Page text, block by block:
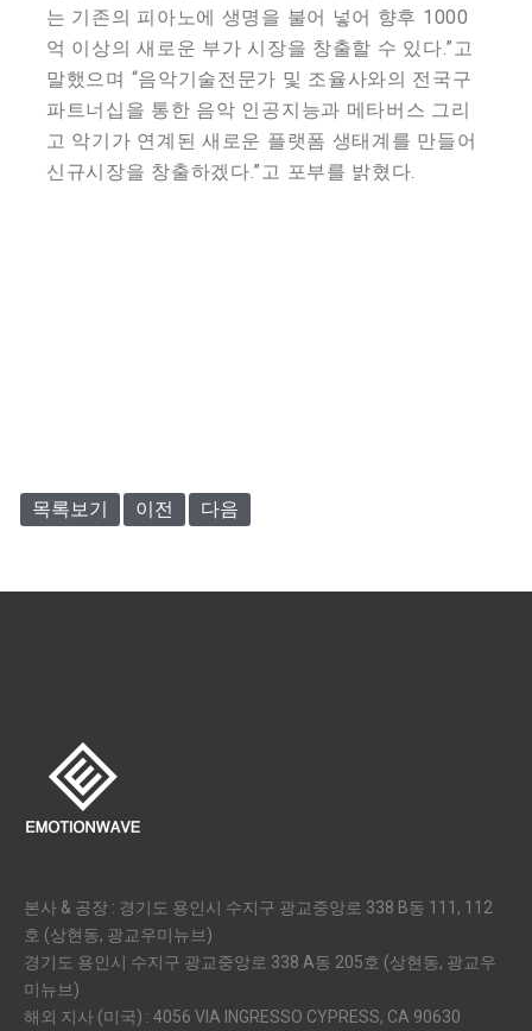
는 기존의 피아노에 생명을 불어 넣어 향후 1000
억 이상의 새로운 부가 시장을 창출할 수 있다.”고
말했으며 “음악기술전문가 및 조율사와의 전국구
파트너십을 통한 음악 인공지능과 메타버스 그리
고 악기가 연계된 새로운 플랫폼 생태계를 만들어
신규시장을 창출하겠다.”고 포부를 밝혔다.
목록보기 이전 다음
본사 & 공장 : 경기도 용인시 수지구 광교중앙로 338 B동 111, 112
호 (상현동, 광교우미뉴브)
경기도 용인시 수지구 광교중앙로 338 A동 205호 (상현동, 광교우
미뉴브)
해외 지사 (미국) : 4056 VIA INGRESSO CYPRESS, CA 90630